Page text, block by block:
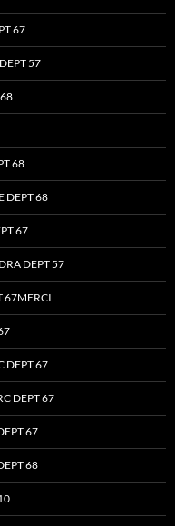
67
57
68
DEPT 68
67
DEPT 57
67MERCI
DEPT 67
DEPT 67
67
68